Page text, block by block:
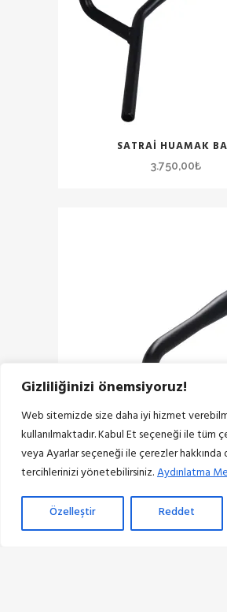
Gizliliğinizi önemsiyoruz!
Web sitemizde size daha iyi hizmet
kullanılmaktadır. Kabul Et seçeneği ile tüm
veya Ayarlar seçeneği ile çerezler hakkında
tercihlerinizi yönetebilirsiniz.Aydınlatma
Özelleştir
Reddet
SATRAI HUAMAK
3.750,00₺
SATRAI KING BAR
3.750,00₺